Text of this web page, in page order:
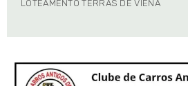
LOTEAMENTO TERRAS DE VIENA